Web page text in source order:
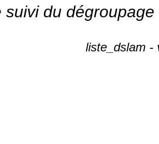
suivi du
liste_dslam -